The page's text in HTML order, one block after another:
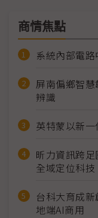
商情焦點
系統內部電
屏南偏鄉智
辨識
英特蒙以新
昕力資訊跨
全域定位科技
台科大育成
地端AI商用